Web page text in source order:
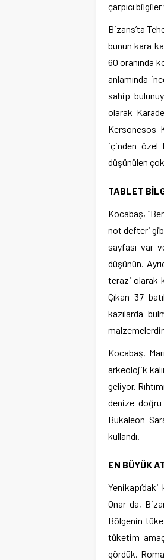
çarpıcı
Bizans’ta
bunun kara
60 oranında
anlamında
sahip
olarak
Kersonesos
içinden özel
düşünülen çok
TABLET
Kocabaş,
not defteri
sayfası var
düşünün.
terazi olarak
Çıkan 37
kazılarda
Kocabaş,
arkeolojik
geliyor.
denize doğru
Bukaleon
kullandı.
EN BÜYÜK
Onar da,
Bölgenin
tüketim
gördük.